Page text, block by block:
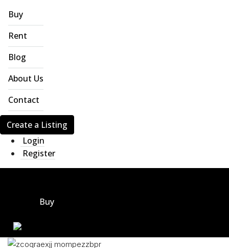
Buy
Rent
Blog
About Us
Contact
Create a Listing
Login
Register
Buy